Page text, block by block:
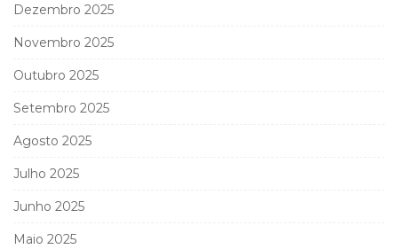
Dezembro 2025
Novembro 2025
Outubro 2025
Setembro 2025
Agosto 2025
Julho 2025
Junho 2025
Maio 2025